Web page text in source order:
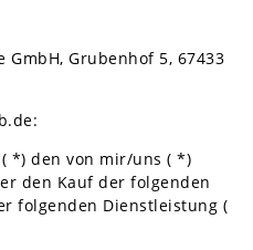
GmbH, Grubenhof 5, 67433
*) den von mir/uns ( *)
den Kauf der folgenden
folgenden Dienstleistung (